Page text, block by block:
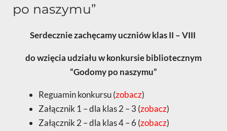
po naszymu”
Serdecznie zachęcamy uczniów klas II – VIII
do wzięcia udziału w konkursie bibliotecznym
“Godomy po naszymu”
Reguamin konkursu (zobacz)
Załącznik 1 – dla klas 2 – 3 (zobacz)
Załącznik 2 – dla klas 4 – 6 (zobacz)